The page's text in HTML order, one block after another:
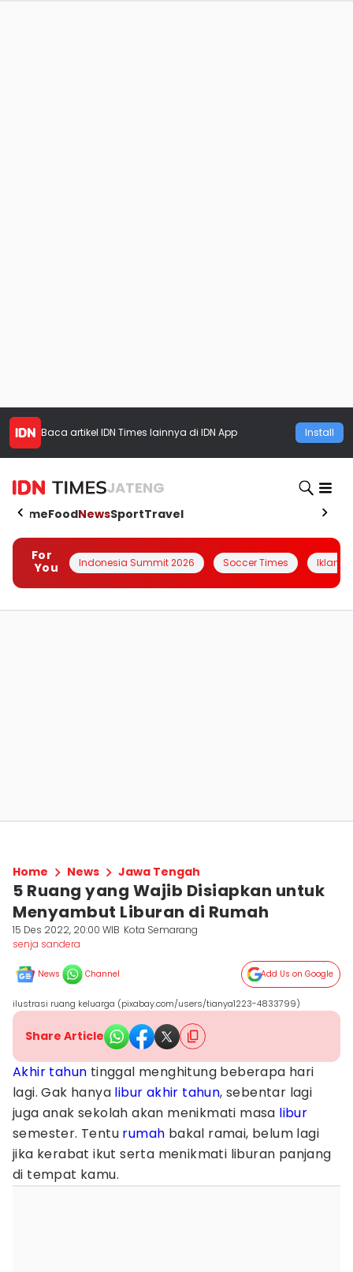
Baca artikel IDN Times lainnya di IDN App Install
JATENG
HomeFoodNewsSportTravel
For
You
Indonesia Summit 2026 Soccer Times Iklanin
Home News Jawa Tengah
5 Ruang yang Wajib Disiapkan untuk
Menyambut Liburan di Rumah
15 Des 2022, 20:00 WIB Kota Semarang
senja sandera
News Channel Add Us on Google
ilustrasi ruang keluarga (pixabay.com/users/tianya1223-4833799)
Share Article
Akhir tahun tinggal menghitung beberapa hari
lagi. Gak hanya libur akhir tahun, sebentar lagi
juga anak sekolah akan menikmati masa libur
semester. Tentu rumah bakal ramai, belum lagi
jika kerabat ikut serta menikmati liburan panjang
di tempat kamu.